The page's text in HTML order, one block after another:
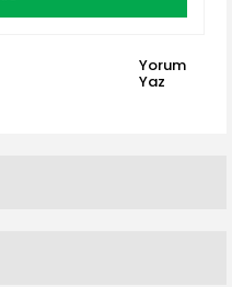
Yorum
Yaz